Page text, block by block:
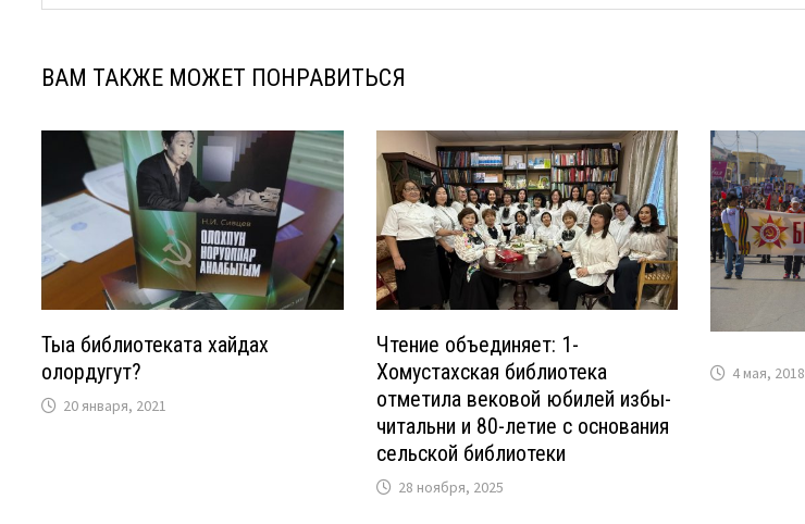
ВАМ ТАКЖЕ МОЖЕТ ПОНРАВИТЬСЯ
Тыа библиотеката хайдах
олордугут?
20 января, 2021
Чтение объединяет: 1-
Хомустахская библиотека
отметила вековой юбилей избы-
читальни и 80-летие с основания
сельской библиотеки
28 ноября, 2025
4 мая, 2018